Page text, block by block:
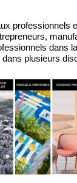
professionnels
dans
plusieurs